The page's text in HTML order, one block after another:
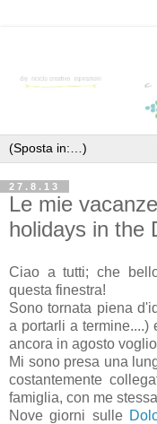
27.8.13
Le mie
holidays in the
Ciao a tutti; che
questa finestra!
Sono tornata piena
a portarli a termine....)
ancora in agosto
Mi sono presa una
costantemente
famiglia, con me
Nove giorni sulle